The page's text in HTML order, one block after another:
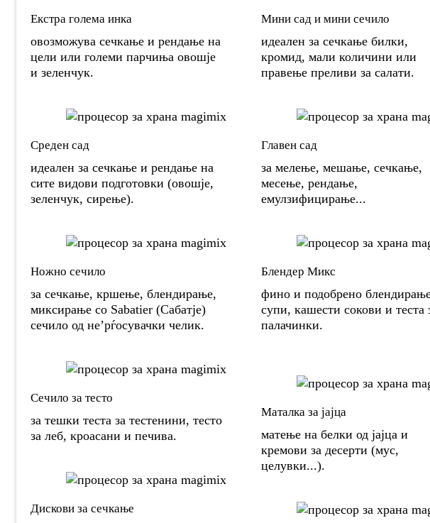
Екстра голема инка
овозможува сечкање и рендање на
цели или големи парчиња овошје
и зеленчук.
Среден сад
идеален за сечкање и рендање на
сите видови подготовки (овошје,
зеленчук, сирење).
Ножно сечило
за сечкање, кршење, блендирање,
миксирање со Sabatier (Сабатје)
сечило од не’рѓосувачки челик.
Сечило за тесто
за тешки теста за тестенини, тесто
за леб, кроасани и печива.
Дискови за сечкање
Мини сад и мини сечило
идеален за сечкање билки,
кромид, мали количини или
правење преливи за салати.
Главен сад
за мелење, мешање, сечкање,
месење, рендање,
емулзифицирање...
Блендер Микс
фино и подобрено
супи, кашести сокови и теста
палачинки.
Маталка за јајца
матење на белки од јајца и
кремови за десерти (мус,
целувки...).